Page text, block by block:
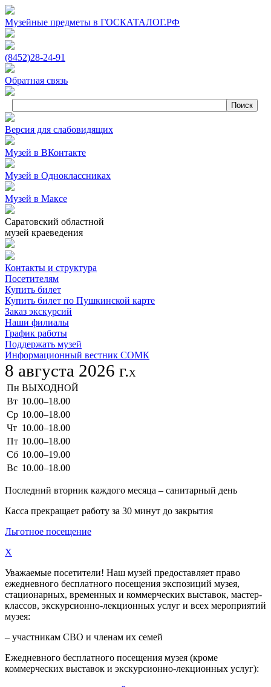
Музейные предметы в ГОСКАТАЛОГ.РФ
(8452)28‑24‑91
Обратная связь
Версия для слабовидящих
Музей в ВКонтакте
Музей в Одноклассниках
Музей в Максе
Саратовский областной
музей краеведения
Контакты и структура
Посетителям
Купить билет
Купить билет по Пушкинской карте
Заказ экскурсий
Наши филиалы
График работы
Поддержать музей
Информационный вестник СОМК
8 августа 2026 г.X
Пн ВЫХОДНОЙ
Вт 10.00–18.00
Ср 10.00–18.00
Чт 10.00–18.00
Пт 10.00–18.00
Сб 10.00–19.00
Вс 10.00–18.00
Последний вторник каждого месяца – санитарный день
Касса прекращает работу за 30 минут до закрытия
Льготное посещение
X
Уважаемые посетители! Наш музей предоставляет право
ежедневного бесплатного посещения экспозиций музея,
стационарных, временных и коммерческих выставок, мастер-
классов, экскурсионно-лекционных услуг и всех мероприятий
музея:
– участникам СВО и членам их семей
Ежедневного бесплатного посещения музея (кроме
коммерческих выставок и экскурсионно-лекционных услуг):